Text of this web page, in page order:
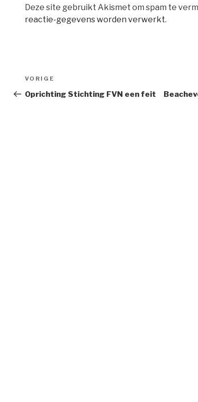
Deze site gebruikt Akismet om spam te
reactie-gegevens worden verwerkt.
Bericht
navigatie
Vorig
bericht
VORIGE
Oprichting Stichting FVN een feit